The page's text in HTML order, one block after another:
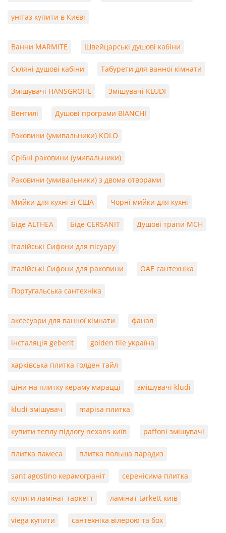
унітаз купити в Києві
Ванни MARMITE Швейцарські душові кабіни
Скляні душові кабіни Табурети для ванної кімнати
Змішувачі HANSGROHE Змішувачі KLUDI
Вентилі Душові програми BIANCHI
Раковини (умивальники) KOLO
Срібні раковини (умивальники)
Раковини (умивальники) з двома отворами
Мийки для кухні зі США Чорні мийки для кухні
Біде ALTHEA Біде CERSANIT Душові трапи MCH
Італійські Сифони для пісуару
Італійські Сифони для раковини ОАЕ сантехніка
Португальська сантехніка
аксесуари для ванної кімнати фанал
інсталяція geberit golden tile україна
харківська плитка голден тайл
ціни на плитку кераму марацці змішувачі kludi
kludi змішувач mapisa плитка
купити теплу підлогу nexans київ paffoni змішувачі
плитка памеса плитка польша парадиз
sant agostino керамограніт серенісима плитка
купити ламінат таркетт ламінат tarkett київ
viega купити сантехніка вілерою та бох